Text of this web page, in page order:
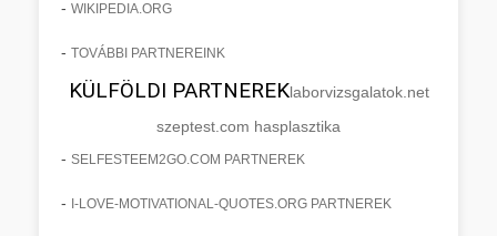
- WIKIPEDIA.ORG
- TOVÁBBI PARTNEREINK
KÜLFÖLDI PARTNEREKlaborvizsgalatok.net
szeptest.com hasplasztika
- SELFESTEEM2GO.COM PARTNEREK
- I-LOVE-MOTIVATIONAL-QUOTES.ORG PARTNEREK